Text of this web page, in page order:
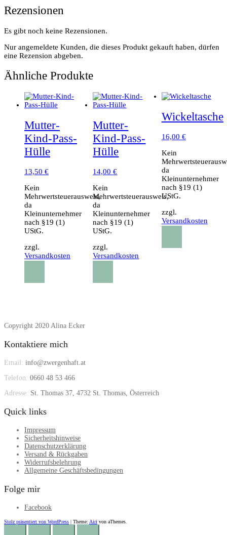
Rezensionen
Es gibt noch keine Rezensionen.
Nur angemeldete Kunden, die dieses Produkt gekauft haben, dürfen
eine Rezension abgeben.
Ähnliche Produkte
Mutter-
Kind-Pass-
Hülle
13,50 €
Kein
Mehrwertsteuerausweis,
da
Kleinunternehmer
nach §19 (1)
UStG.
zzgl.
Versandkosten
Mutter-
Kind-Pass-
Hülle
14,00€
Kein
Mehrwertsteuerausweis,
da
Kleinunternehmer
nach §19 (1)
UStG.
zzgl.
Versandkosten
Wickeltasche
16,00 €
Kein
da
Kleinunternehmer
nach §19 (1)
UStG.
zzgl.
Versandkosten
Copyright 2020 Alina Ecker
Kontaktiere mich
Email: info@zwergenhaft.at
Telefon: 0660 48 53 466
Adresse: St. Thomas 37, 4732 St. Thomas, Österreich
Quick links
Impressum
Sicherheitshinweise
Datenschutzerklärung
Versand & Rückgaben
Widerrufsbelehrung
Allgemeine Geschäftsbedingungen
Folge mir
Facebook
Stolz präsentiert von WordPress | Theme: Airi von aThemes.